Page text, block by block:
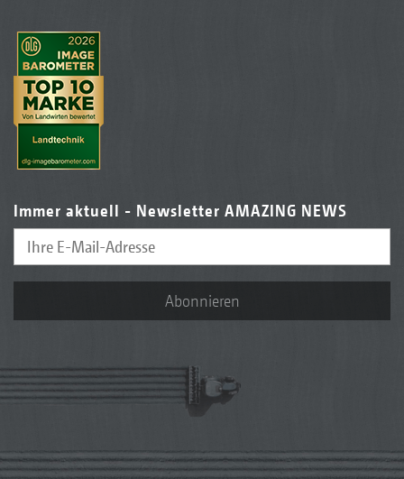
Immer aktuell - Newsletter AMAZING NEWS
Abonnieren